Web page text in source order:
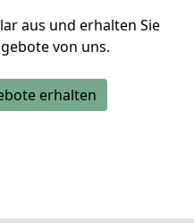
aus und erhalten Sie
von uns.
erhalten